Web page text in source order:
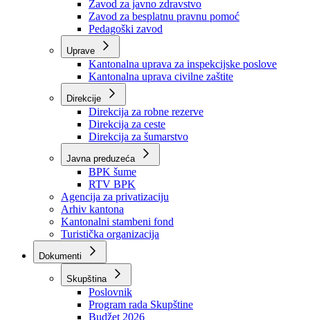
Zavodi
Zavod zdravstvenog osiguranja
Zavod za javno zdravstvo
Zavod za besplatnu pravnu pomoć
Pedagoški zavod
Kantonalna uprava za inspekcijske poslove
Kantonalna uprava civilne zaštite
Direkcije
Direkcija za robne rezerve
Direkcija za ceste
Direkcija za šumarstvo
Javna preduzeća
BPK šume
RTV BPK
Agencija za privatizaciju
Arhiv kantona
Kantonalni stambeni fond
Turistička organizacija
Dokumenti
Skupština